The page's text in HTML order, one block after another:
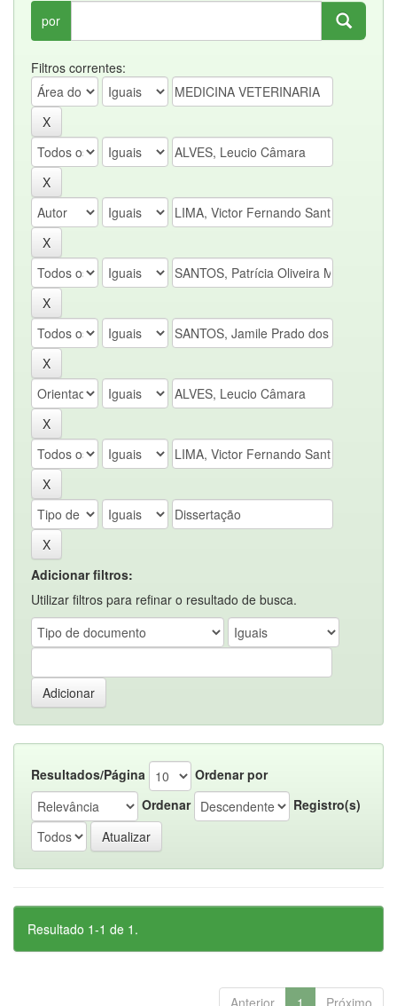
por
Filtros correntes:
Adicionar filtros:
Utilizar filtros para refinar o resultado de busca.
Resultados/Página
Ordenar por
Ordenar
Registro(s)
Resultado 1-1 de 1.
Anterior 1 Próximo